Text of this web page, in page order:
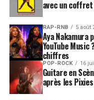
avec un
RAP-RNB 5 août
Aya Nakamura
YouTube
chiffres
POP-ROCK 16
Guitare en
après les